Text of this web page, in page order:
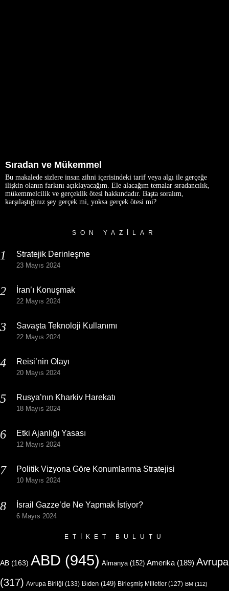
Sıradan ve Mükemmel
Bu makalede sizlere insan zihni içerisindeki tarif veya algı ile gerçeğe
ilişkin olanın farkını açıklayacağım. Ele alacağım temalar sıradancılık,
mükemmelcilik ve gerçeklik ötesi hakkındadır. Başta soralım,
karşılaştığınız şey gerçek mi, yoksa gerçek ötesi mi?
SON YAZILAR
Stratejik Derinleşme
23 Mayıs 2024
İran’ı Konuşmak
22 Mayıs 2024
Savaşta Teknoloji Kullanımı
22 Mayıs 2024
Reisi’nin Olayı
20 Mayıs 2024
Rusya’nın Kharkiv Harekatı
18 Mayıs 2024
Etki Ajanlığı Yasası
12 Mayıs 2024
Politik Vizyona Göre Konumlanma Stratejisi
10 Mayıs 2024
İsrail Gazze’de Ne Yapmak İstiyor?
6 Mayıs 2024
ETIKET BULUTU
AB (163) ABD (945) Almanya(152) Amerika (189) Avrupa
(317) Avrupa Birliği (133) Biden (149) Birleşmiş Milletler (127) BM (112)